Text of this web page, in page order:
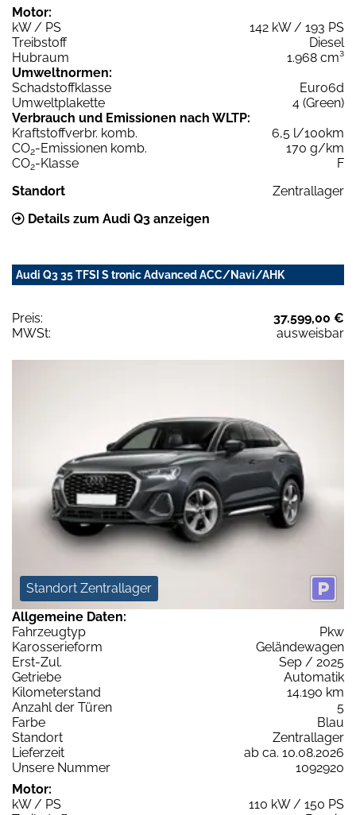
Motor:
kW / PS
142 kW / 193 PS
Treibstoff
Diesel
Hubraum
1.968 cm³
Umweltnormen:
Schadstoffklasse
Euro6d
Umweltplakette
4 (Green)
Verbrauch und Emissionen nach WLTP:
Kraftstoffverbr. komb.
6,5 l/100km
CO2-Emissionen komb.
170 g/km
CO2-Klasse
F
Standort
Zentrallager
Details zum Audi Q3 anzeigen
Audi Q3 35 TFSI S tronic Advanced ACC/Navi/AHK
Preis:
37.599,00 €
MWSt:
ausweisbar
Standort Zentrallager
Allgemeine Daten:
Fahrzeugtyp
Pkw
Karosserieform
Geländewagen
Erst-Zul.
Sep / 2025
Getriebe
Automatik
Kilometerstand
14.190 km
Anzahl der Türen
5
Farbe
Blau
Standort
Zentrallager
Lieferzeit
ab ca. 10.08.2026
Unsere Nummer
1092920
Motor:
kW / PS
110 kW / 150 PS